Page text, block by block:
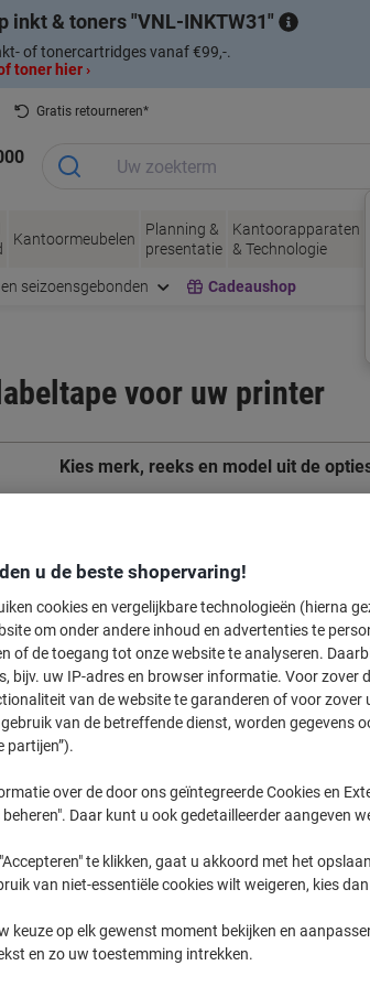
inkt & toners VNL-INKTW31
of tonercartridges vanaf €99,-.
toner hier ›
Gratis retourneren*
Kantoormeubelen
Planning &
presentatie
Kantoorapparaten
& Technologie
seizoensgebonden Cadeaushop
voor uw printer
Kies merk, reeks en model uit de
eerder gekochte cartridges te tonen
Brother MFC-L 3750 CDW
Sorteer op:
Eigen
u de beste shopervaring!
cookies en vergelijkbare technologieën (hierna
om onder andere inhoud en advertenties te
of de toegang tot onze website te analyseren.
bijv. uw IP-adres en browser informatie. Voor zover
van de website te garanderen of voor zover
van de betreffende dienst, worden gegevens
partijen”).
over de door ons geïntegreerde Cookies en
beheren". Daar kunt u ook gedetailleerder aangeven
te klikken, gaat u akkoord met het
van niet-essentiële cookies wilt weigeren, kies dan
keuze op elk gewenst moment bekijken en
en zo uw toestemming intrekken.